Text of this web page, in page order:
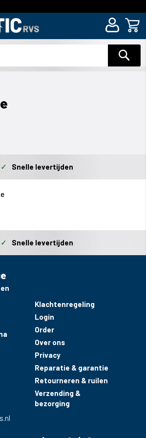
Zoek
✓ Snelle levertijden
✓ Snelle levertijden
Klachtenregeling
Login
Order
Over ons
Privacy
Reparatie & garantie
Retourneren & ruilen
Verzending &
bezorging